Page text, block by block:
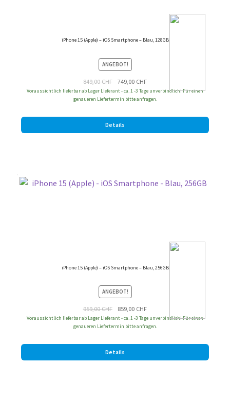
iPhone 15 (Apple) – iOS Smartphone – Blau, 128GB
ANGEBOT!
849,00CHF
Ursprünglicher
Preis
war:
749,00 CHFAktueller
Preis
ist:
Voraussichtlich lieferbar ab Lager Lieferant - ca. 1 -3 Tage unverbindlich! Für einen
genaueren Liefertermin bitte anfragen.
Details
iPhone 15 (Apple) – iOS Smartphone – Blau, 256GB
ANGEBOT!
959,00CHF
Ursprünglicher
Preis
war:
859,00 CHFAktueller
Preis
ist:
Voraussichtlich lieferbar ab Lager Lieferant - ca. 1 -3 Tage unverbindlich! Für einen
genaueren Liefertermin bitte anfragen.
Details